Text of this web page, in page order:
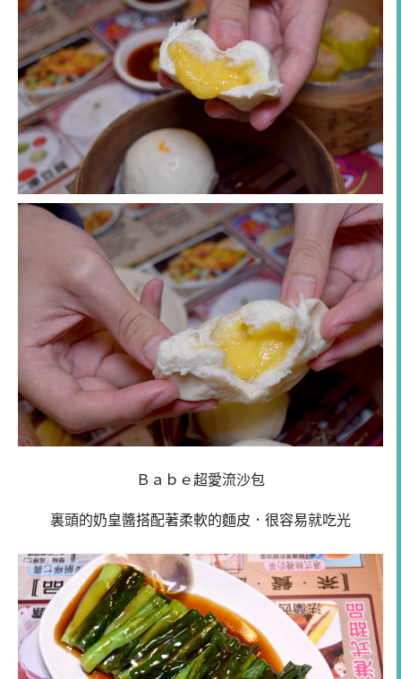
Ｂａｂｅ超愛流沙包
裏頭的奶皇醬搭配著柔軟的麵皮．很容易就吃光